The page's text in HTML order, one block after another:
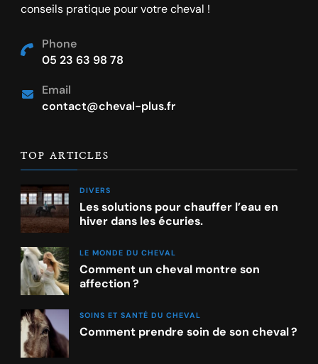
conseils pratique pour votre cheval !
Phone
05 23 63 98 78
Email
contact@cheval-plus.fr
TOP ARTICLES
DIVERS
Les solutions pour chauffer l’eau en
hiver dans les écuries.
LE MONDE DU CHEVAL
Comment un cheval montre son
affection ?
SOINS ET SANTÉ DU CHEVAL
Comment prendre soin de son cheval ?